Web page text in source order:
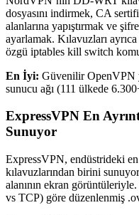
dosyasını indirmek, CA
alanlarına yapıştırmak ve
ayarlamak. Kılavuzları
özgü iptables kill switch
En İyi: Güvenilir OpenVPN
sunucu ağı (111 ülkede
ExpressVPN En
Sunuyor
ExpressVPN, endüstrideki
kılavuzlarından birini
alanının ekran
vs TCP) göre düzenlenmiş